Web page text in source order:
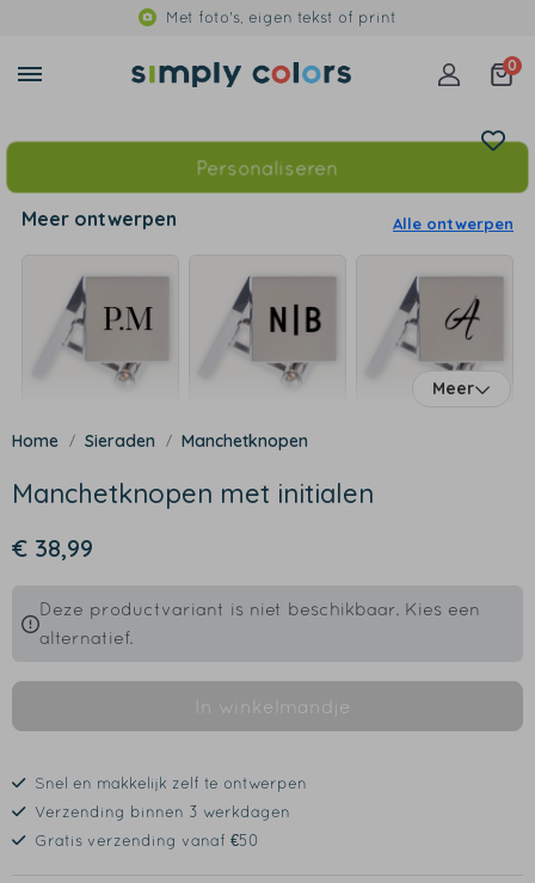
Met foto's, eigen tekst of print
0
Personaliseren
Meer ontwerpen Alle ontwerpen
Meer
Sieraden Manchetknopen
Manchetknopen met initialen
€ 38,99
Deze productvariant is niet beschikbaar. Kies een
alternatief.
In winkelmandje
Snel en makkelijk zelf te ontwerpen
Verzending binnen 3 werkdagen
Gratis verzending vanaf €50